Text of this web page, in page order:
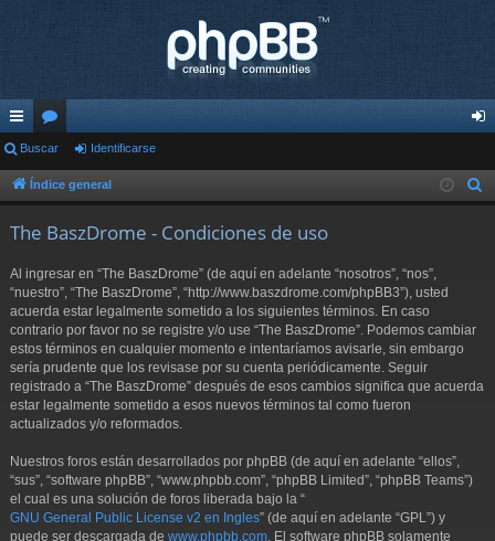
nl
ac
pi
do
s
or
os nti
Buscar Identificarse
Índice general
The BaszDrome - Condiciones de uso
Al ingresar en “The BaszDrome” (de aquí en adelante “nosotros”, “nos”,
“nuestro”, “The BaszDrome”, “http://www.baszdrome.com/phpBB3”), usted
acuerda estar legalmente sometido a los siguientes términos. En caso
contrario por favor no se registre y/o use “The BaszDrome”. Podemos cambiar
estos términos en cualquier momento e intentaríamos avisarle, sin embargo
sería prudente que los revisase por su cuenta periódicamente. Seguir
registrado a “The BaszDrome” después de esos cambios significa que acuerda
estar legalmente sometido a esos nuevos términos tal como fueron
actualizados y/o reformados.
Nuestros foros están desarrollados por phpBB (de aquí en adelante “ellos”,
“sus”, “software phpBB”, “www.phpbb.com”, “phpBB Limited”, “phpBB Teams”)
el cual es una solución de foros liberada bajo la “
GNU General Public License v2 en Ingles” (de aquí en adelante “GPL”) y
puede ser descargada de www.phpbb.com . El software phpBB solamente